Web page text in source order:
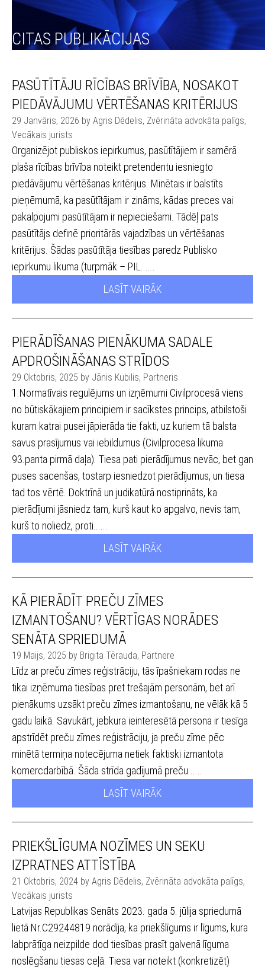
CITAS PUBLIKĀCIJAS
PASŪTĪTĀJU RĪCĪBAS BRĪVĪBA, NOSAKOT
PIEDĀVĀJUMU VĒRTĒŠANAS KRITĒRIJUS
29 Janvāris, 2026 by Agris Dēdelis, Zvērināta advokāta palīgs,
Vecākais jurists
Organizējot publiskos iepirkumus, pasūtītājiem ir samērā
plaša rīcības brīvība noteikt pretendentu iesniegto
piedāvājumu vērtēšanas kritērijus. Minētais ir balstīts
pieņēmumā, ka pasūtītājam ir zināms, kādas preces vai
pakalpojumi pasūtītājam ir nepieciešami. Tādēļ pats
pasūtītājs definē prioritārās vajadzības un vērtēšanas
kritērijus. Šādas pasūtītāja tiesības paredz Publisko
iepirkumu likuma (turpmāk – PIL......
LASĪT VAIRĀK
PIERĀDĪŠANAS PIENĀKUMA SADALE
APDROŠINĀŠANAS STRĪDOS
29 Oktobris, 2025 by Jānis Kubilis, Partneris
1.Normatīvais regulējums un izņēmumi Civilprocesā viens
no būtiskākajiem principiem ir sacīkstes princips, atbilstoši
kuram katrai pusei jāpierāda tie fakti, uz kuriem tā balsta
savus prasījumus vai iebildumus (Civilprocesa likuma
93.panta pirmā daļa). Tiesa pati pierādījumus nevāc, bet gan
puses sacenšas, tostarp iesniedzot pierādījumus, un tiesa
tad tos vērtē. Doktrīnā un judikatūrā nostiprināts, ka
pierādījumi jāsniedz tam, kurš kaut ko apgalvo, nevis tam,
kurš to noliedz, proti......
LASĪT VAIRĀK
KĀ PIERĀDĪT PREČU ZĪMES
IZMANTOŠANU? VĒRTĪGAS NORĀDES
SENĀTA SPRIEDUMĀ
19 Maijs, 2025 by Brigita Tērauda, Partnere
Līdz ar preču zīmes reģistrāciju, tās īpašniekam rodas ne
tikai izņēmuma tiesības pret trešajām personām, bet arī
pienākums uzsākt preču zīmes izmantošanu, ne vēlāk kā 5
gadu laikā. Savukārt, jebkura ieinteresētā persona ir tiesīga
apstrīdēt preču zīmes reģistrāciju, ja preču zīme pēc
minētā termiņa notecējuma netiek faktiski izmantota
komercdarbībā. Šāda strīda gadījumā preču......
LASĪT VAIRĀK
PRIEKŠLĪGUMA NOZĪMES UN SEKU
IZPRATNES ATTĪSTĪBA
21 Oktobris, 2024 by Agris Dēdelis, Zvērināta advokāta palīgs,
Vecākais jurists
Latvijas Republikas Senāts 2023. gada 5. jūlija spriedumā
lietā Nr.C29244819 norādīja, ka priekšlīgums ir līgums, kura
labprātīga neizpilde dod tiesības prasīt galvenā līguma
noslēgšanu tiesas ceļā. Tiesa var noteikt (konkretizēt)